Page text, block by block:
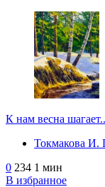
К нам весна
Токмакова И.
0 234 1 мин
В избранное